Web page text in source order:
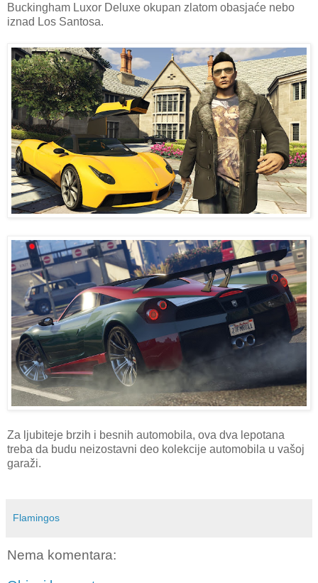
Buckingham Luxor Deluxe okupan zlatom obasjaće nebo
iznad Los Santosa.
Za ljubiteje brzih i besnih automobila, ova dva lepotana
treba da budu neizostavni deo kolekcije automobila u vašoj
garaži.
Flamingos
Nema komentara: